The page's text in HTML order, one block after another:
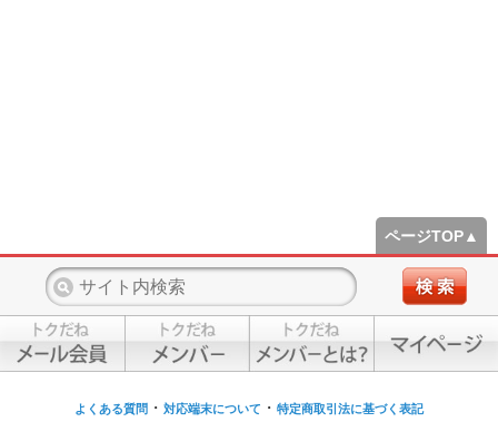
ページTOP▲
よくある質問 ・ 対応端末について ・ 特定商取引法に基づく表記